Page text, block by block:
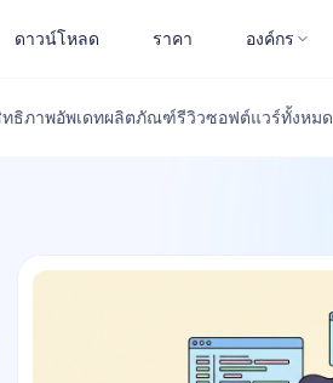
ดาวน์โหลด ราคา องค์กร
ธิภาพอัพเดทผลิตภัณฑ์รีวิวซอฟต์แวร์ทั้งหมด